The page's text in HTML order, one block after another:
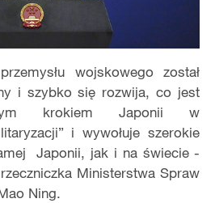
wojskowego został
i szybko się rozwija, co jest
krokiem Japonii w
i wywołuje szerokie
Japonii, jak i na świecie -
Ministerstwa Spraw
Ning.